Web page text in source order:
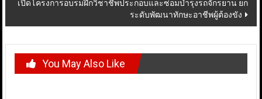
เปิดโครงการอบรมฝึกวิชาชีพประกอบและซ่อมบำรุงรถจักรยาน ยก
ระดับพัฒนาทักษะอาชีพผู้ต้องขัง
You May Also Like